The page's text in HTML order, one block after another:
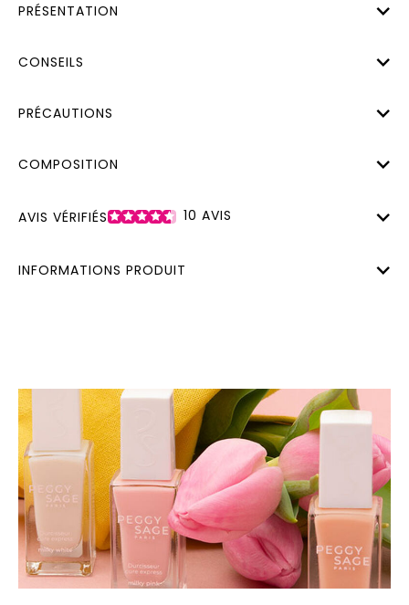
PRÉSENTATION
CONSEILS
PRÉCAUTIONS
COMPOSITION
AVIS VÉRIFIÉS 10 AVIS
INFORMATIONS PRODUIT